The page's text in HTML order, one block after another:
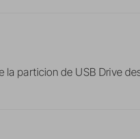
particion de USB Drive